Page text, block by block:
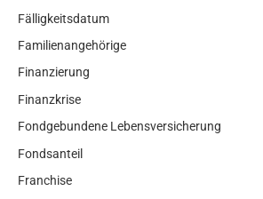
Fälligkeitsdatum
Familienangehörige
Finanzierung
Finanzkrise
Fondgebundene Lebensversicherung
Fondsanteil
Franchise